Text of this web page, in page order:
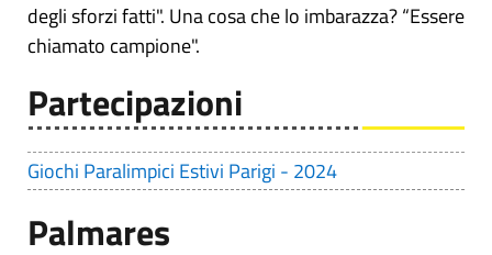
degli sforzi fatti". Una cosa che lo imbarazza? “Essere
chiamato campione".
Partecipazioni
Giochi Paralimpici Estivi Parigi - 2024
Palmares